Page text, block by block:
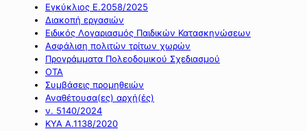
Εγκύκλιος Ε.2058/2025
Διακοπή εργασιών
Ειδικός Λογαριασμός Παιδικών Κατασκηνώσεων
Ασφάλιση πολιτών τρίτων χωρών
Προγράμματα Πολεοδομικού Σχεδιασμού
ΟΤΑ
Συμβάσεις προμηθειών
Αναθέτουσα(ες) αρχή(ές)
ν. 5140/2024
ΚΥΑ Α.1138/2020